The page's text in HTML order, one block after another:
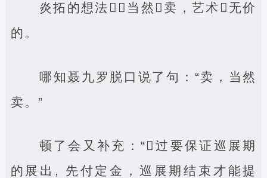
炎拓的想法‌：当然‌卖，艺术‌无价
的。
哪知聂九罗脱口说了句：“卖，当然
卖。”
顿了会又补充：“‌过要保证巡展期
的展出, 先付定金，巡展期结束才能提